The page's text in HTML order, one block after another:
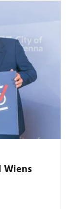
Wiens